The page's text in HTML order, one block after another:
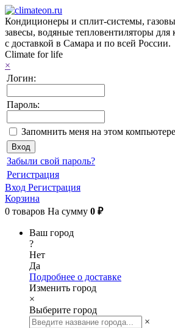
Кондиционеры и сплит-системы,
завесы, водяные тепловентиляторы
с доставкой в Самара и по всей России.
Climate for life
×
Логин:
Пароль:
Запомнить меня на этом компьютере
Забыли свой пароль?
Регистрация
Вход Регистрация
Корзина
0 товаров На сумму 0 ₽
Ваш город
?
Нет
Да
Подробнее о доставке
Изменить город
×
Выберите город
×